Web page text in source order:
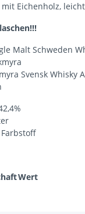
Eichenholz,
Malt Schweden
Svensk Whisky
Wert